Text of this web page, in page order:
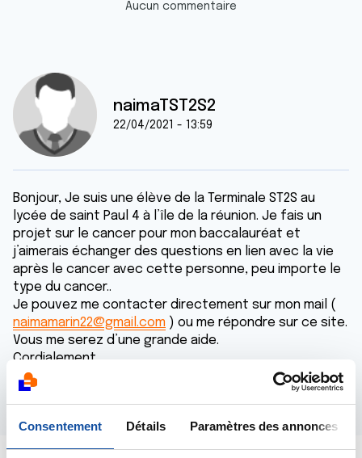
Consentement Détails Paramètres des annonces
Aucun commentaire
naimaTST2S2
22/04/2021 - 13:59
Bonjour, Je suis une élève de la Terminale ST2S au
lycée de saint Paul 4 à l’île de la réunion. Je fais un
projet sur le cancer pour mon baccalauréat et
j’aimerais échanger des questions en lien avec la vie
après le cancer avec cette personne, peu importe le
type du cancer..
Je pouvez me contacter directement sur mon mail (
naimamarin22@gmail.com ) ou me répondre sur ce site.
Vous me serez d’une grande aide.
Cordialement
Répondre